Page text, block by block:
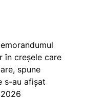
în creșele care
spune
s-au afișat